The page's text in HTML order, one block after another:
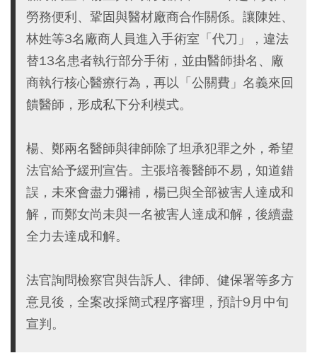
勞務便利、鞏固與醫材廠商合作關係。讓陳姓、
林姓等3名廠商人員進入手術室「代刀」，違法
替13名患者執行部分手術，並由醫師掛名、廠
商執行核心醫療行為，再以「公關費」名義來回
饋醫師，形成私下分利模式。
楊、鄭兩名醫師與律師除了坦承犯罪之外，希望
法官給予緩刑宣告。主張培養醫師不易，知道錯
誤，未來會盡力彌補，楊已與全部被害人達成和
解，而鄭女尚未與一名被害人達成和解，後續盡
全力去達成和解。
法官詢問檢察官與告訴人、律師、健保署等多方
意見後，全案改採簡式程序審理，預計9月中旬
宣判。